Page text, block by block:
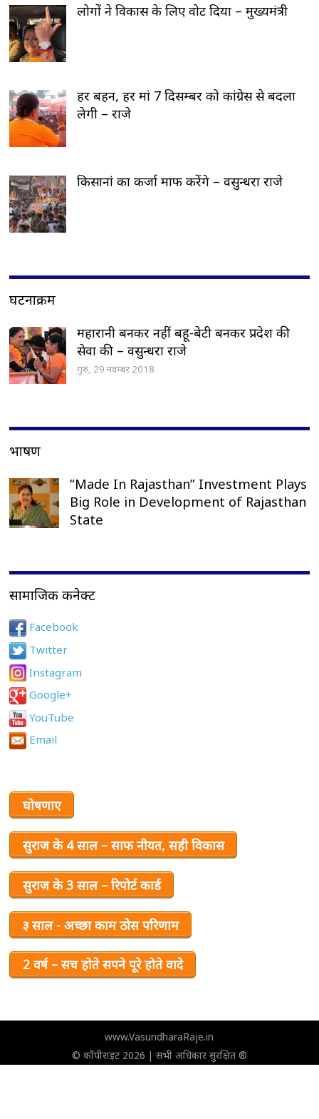
लोगों ने विकास के लिए वोट दिया – मुख्यमंत्री
हर बहन, हर मां 7 दिसम्बर को कांग्रेस से बदला
लेगी – राजे
किसानां का कर्जा माफ करेंगे – वसुन्धरा राजे
घटनाक्रम
महारानी बनकर नहीं बहू-बेटी बनकर प्रदेश की
सेवा की – वसुन्धरा राजे
गुरु, 29 नवम्बर 2018
भाषण
“Made In Rajasthan” Investment Plays
Big Role in Development of Rajasthan
State
सामाजिक कनेक्ट
Facebook
Twitter
Instagram
Google+
YouTube
Email
घोषणाए
सुराज के 4 साल – साफ नीयत, सही विकास
सुराज के 3 साल – रिपोर्ट कार्ड
३ साल - अच्छा काम ठोस परिणाम
2 वर्ष – सच होते सपने पूरे होते वादे
www.VasundharaRaje.in
© कॉपीराइट 2026 | सभी अधिकार सुरक्षित ®